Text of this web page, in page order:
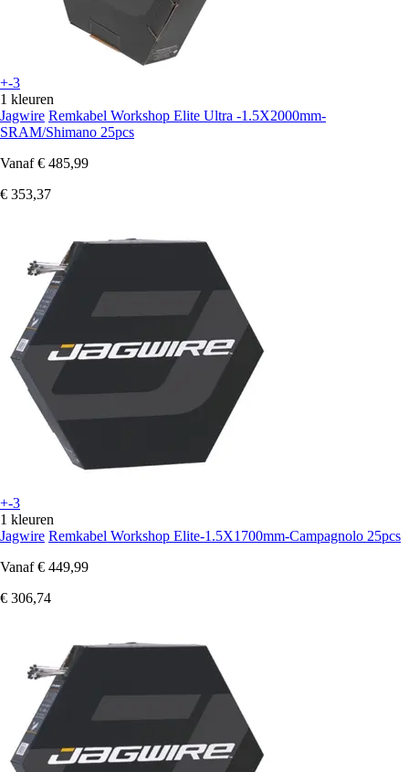
+-3
1 kleuren
Jagwire Remkabel Workshop Elite Ultra -1.5X2000mm-
SRAM/Shimano 25pcs
Vanaf € 485,99
€ 353,37
+-3
1 kleuren
Jagwire Remkabel Workshop Elite-1.5X1700mm-Campagnolo 25pcs
Vanaf € 449,99
€ 306,74